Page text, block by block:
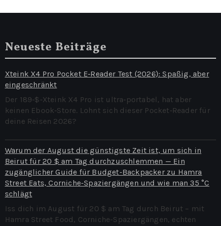
Neueste Beiträge
Xteink X4 Pro Pocket E‑Reader Test (2026): Spaßig, aber
eingeschränkt
Der 189‑$‑Xteink X4 Pro ist ultra‑portabel, hat aber
keinen Ebook‑Store. Lohnt sich dieser Pocket‑Reader für
deine Reisen 2026?
Warum der August die günstigste Zeit ist, um sich in
Beirut für 20 $ am Tag durchzuschlemmen — Ein
zugänglicher Guide für Budget-Backpacker zu Hamra
Street Eats, Corniche-Spaziergängen und wie man 35 °C
schlägt
Iss dich im August für 20 $ am Tag durch Beirut – mit
Hamra Street Food, Corniche-Spaziergängen, echten